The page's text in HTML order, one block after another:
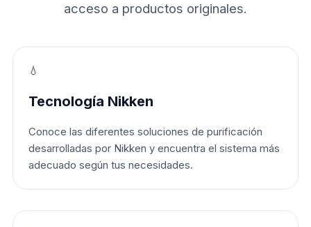
acceso a productos originales.
💧
Tecnología Nikken
Conoce las diferentes soluciones de purificación
desarrolladas por Nikken y encuentra el sistema más
adecuado según tus necesidades.